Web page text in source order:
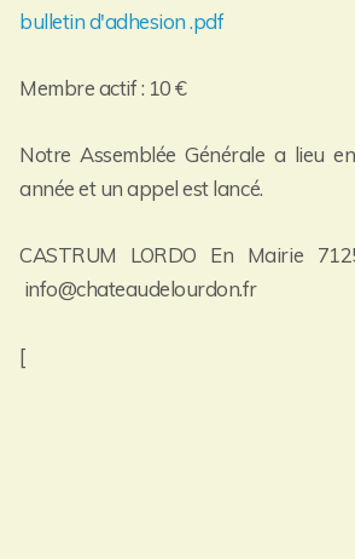
bulletin d'adhesion .pdf
Membre actif : 10 €
Notre Assemblée Générale a lieu
année et un appel est lancé.
CASTRUM LORDO En Mairie
info@chateaudelourdon.fr
[